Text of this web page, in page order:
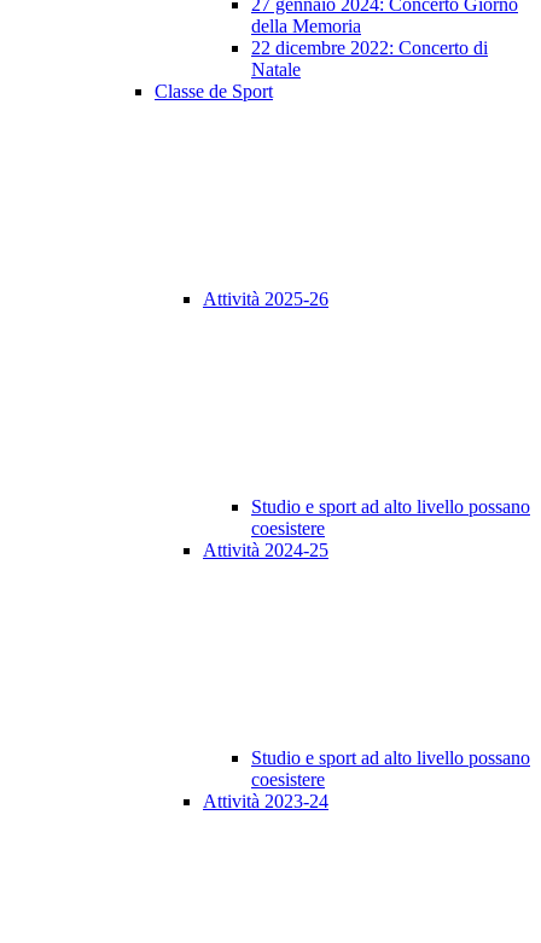
27 gennaio 2024: Concerto Giorno
della Memoria
22 dicembre 2022: Concerto di
Natale
Classe de Sport
Attività 2025-26
Studio e sport ad alto livello possano
coesistere
Attività 2024-25
Studio e sport ad alto livello possano
coesistere
Attività 2023-24